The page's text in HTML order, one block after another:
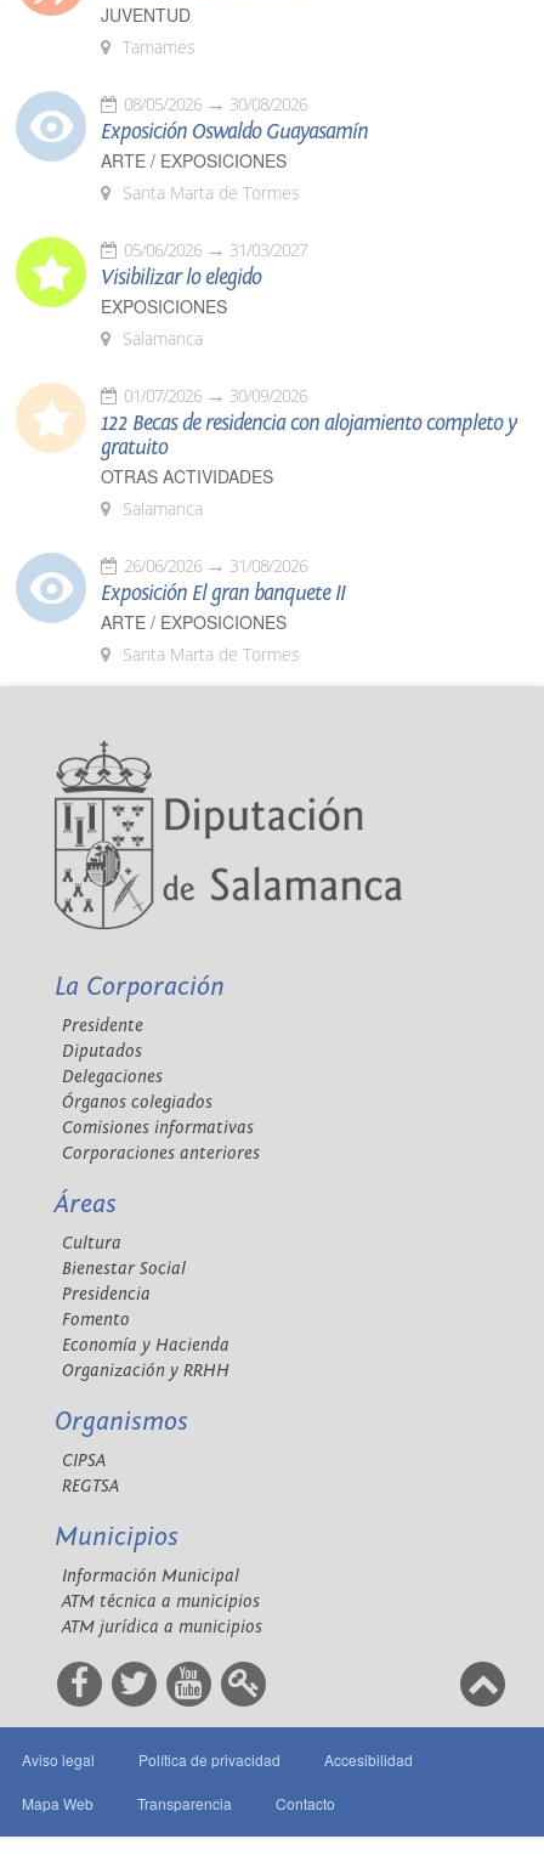
JUVENTUD
Tamames
08/05/2026 30/08/2026
Exposición Oswaldo Guayasamín
ARTE / EXPOSICIONES
Santa Marta de Tormes
05/06/2026 31/03/2027
Visibilizar lo elegido
EXPOSICIONES
Salamanca
01/07/2026 30/09/2026
122 Becas de residencia con alojamiento completo y
gratuito
OTRAS ACTIVIDADES
Salamanca
26/06/2026 31/08/2026
Exposición El gran banquete II
ARTE / EXPOSICIONES
Santa Marta de Tormes
La Corporación
Presidente
Diputados
Delegaciones
Órganos colegiados
Comisiones informativas
Corporaciones anteriores
Áreas
Cultura
Bienestar Social
Presidencia
Fomento
Economía y Hacienda
Organización y RRHH
Organismos
CIPSA
REGTSA
Municipios
Información Municipal
ATM técnica a municipios
ATM jurídica a municipios
Aviso legal Política de privacidad Accesibilidad
Mapa Web Transparencia Contacto